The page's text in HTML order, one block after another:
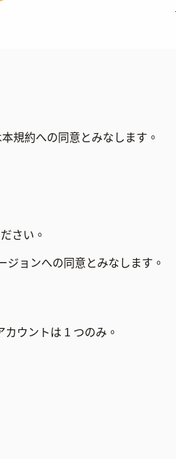
規約への同意とみなします。
さい。
ョンへの同意とみなします。
ウントは 1 つのみ。